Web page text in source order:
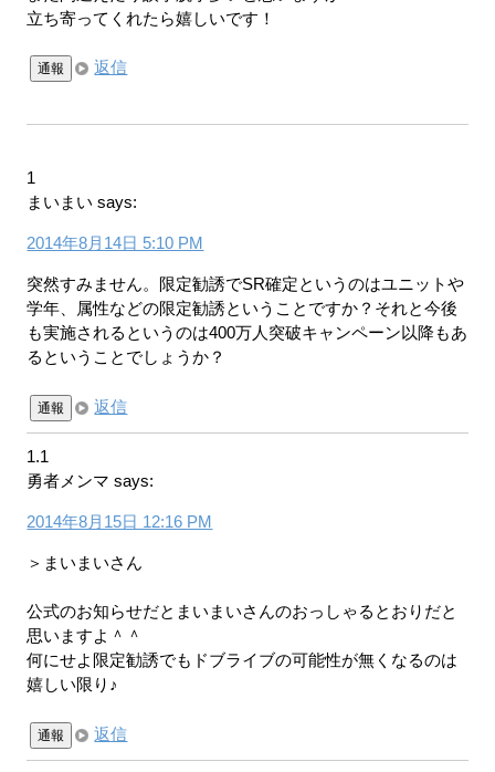
立ち寄ってくれたら嬉しいです！
通報 返信
1
まいまい says:
2014年8月14日 5:10 PM
突然すみません。限定勧誘でSR確定というのはユニットや
学年、属性などの限定勧誘ということですか？それと今後
も実施されるというのは400万人突破キャンペーン以降もあ
るということでしょうか？
通報 返信
1.1
勇者メンマ says:
2014年8月15日 12:16 PM
＞まいまいさん
公式のお知らせだとまいまいさんのおっしゃるとおりだと
思いますよ＾＾
何にせよ限定勧誘でもドブライブの可能性が無くなるのは
嬉しい限り♪
通報 返信